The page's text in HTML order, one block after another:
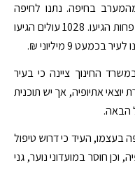
בחיפה. נתנו לחיפה
תוכנית מועדפת בשנה האחרונה 102 משפחות הגיעו. 1028 עולים הגיעו
החינוך ציינה כי בעיר
יוצאי אתיופיה, אך יש תוכנית
הבאה.
העיד כי דרוש טיפול
וכן חוסר במועדוני נוער, גני